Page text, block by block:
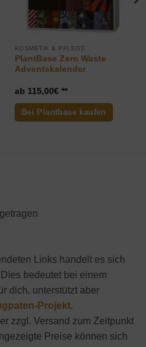
KOSMETIK & PFLEGE
PlantBase Zero Waste
Adventskalender
115,00€
Bei Plantbase kaufen
Links handelt es sich
bedeutet bei einem
dich, unterstützt aber
Projekt.
zzgl. Versand zum Zeitpunkt
Preise können sich